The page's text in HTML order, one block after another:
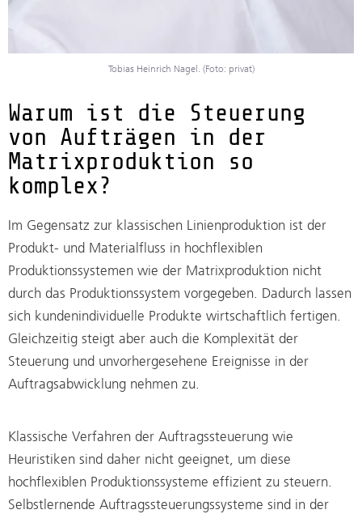
Tobias Heinrich Nagel. (Foto: privat)
Warum ist die Steuerung
von Aufträgen in der
Matrixproduktion so
komplex?
Im Gegensatz zur klassischen Linienproduktion ist der
Produkt- und Materialfluss in hochflexiblen
Produktionssystemen wie der Matrixproduktion nicht
durch das Produktionssystem vorgegeben. Dadurch lassen
sich kundenindividuelle Produkte wirtschaftlich fertigen.
Gleichzeitig steigt aber auch die Komplexität der
Steuerung und unvorhergesehene Ereignisse in der
Auftragsabwicklung nehmen zu.
Klassische Verfahren der Auftragssteuerung wie
Heuristiken sind daher nicht geeignet, um diese
hochflexiblen Produktionssysteme effizient zu steuern.
Selbstlernende Auftragssteuerungssysteme sind in der